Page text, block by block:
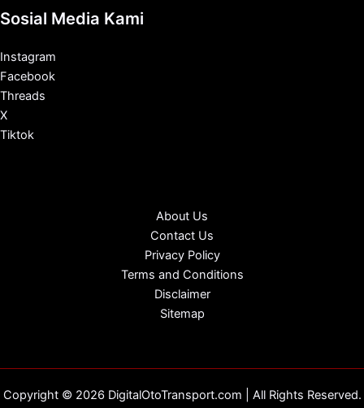
Sosial Media Kami
Instagram
Facebook
Threads
X
Tiktok
About Us
Contact Us
Privacy Policy
Terms and Conditions
Disclaimer
Sitemap
Copyright © 2026 DigitalOtoTransport.com | All Rights Reserved.